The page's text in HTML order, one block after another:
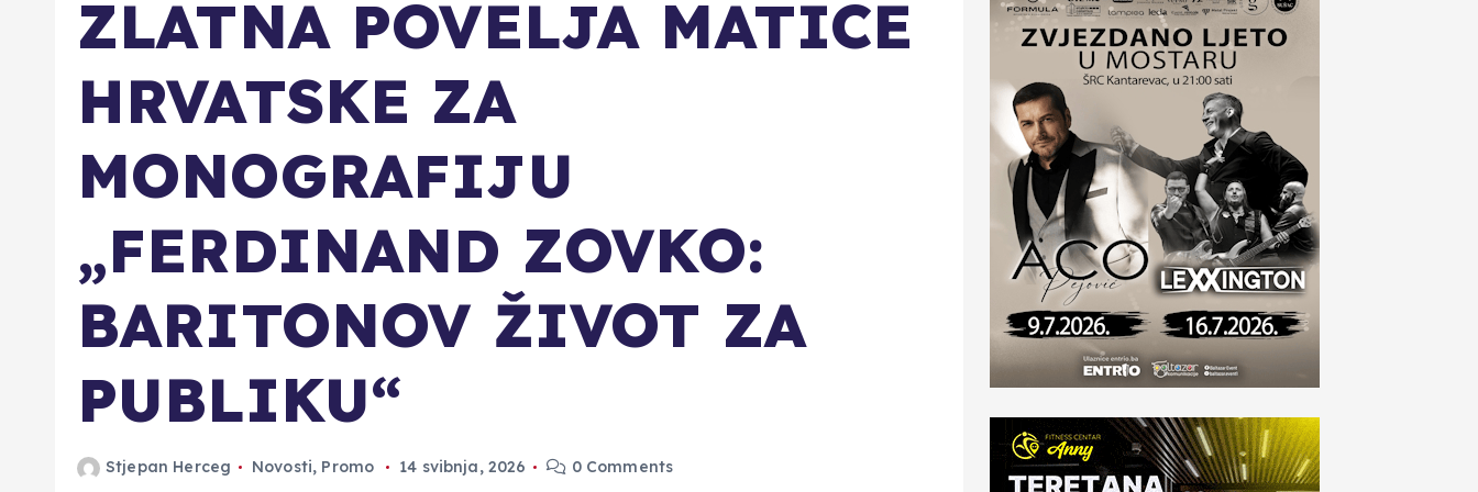
ZLATNA POVELJA MATICE
HRVATSKE ZA
MONOGRAFIJU
„FERDINAND ZOVKO:
BARITONOV ŽIVOT ZA
PUBLIKU“
Stjepan Herceg Novosti, Promo 14 svibnja, 2026 0 Comments